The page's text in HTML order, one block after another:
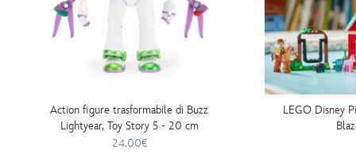
Action figure trasformabile di Buzz
Lightyear, Toy Story 5 - 20 cm
24.00€
LEGO Disney